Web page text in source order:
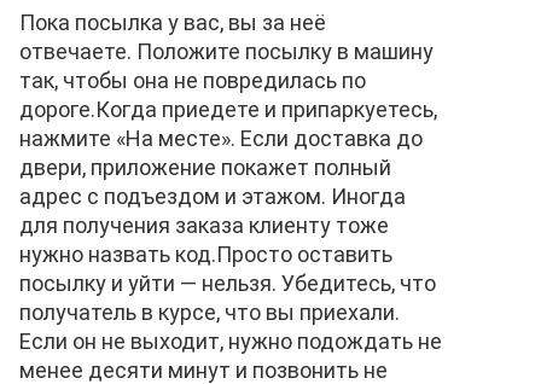
Пока посылка у вас, вы за неё
отвечаете. Положите посылку в машину
так, чтобы она не повредилась по
дороге.Когда приедете и припаркуетесь,
нажмите «На месте». Если доставка до
двери, приложение покажет полный
адрес с подъездом и этажом. Иногда
для получения заказа клиенту тоже
нужно назвать код.Просто оставить
посылку и уйти — нельзя. Убедитесь, что
получатель в курсе, что вы приехали.
Если он не выходит, нужно подождать не
менее десяти минут и позвонить не